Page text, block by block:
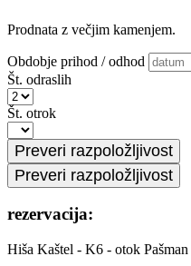
Prodnata z večjim kamenjem.
Obdobje prihod / odhod
Št. odraslih
Št. otrok
rezervacija:
Hiša Kaštel - K6 - otok Pašman